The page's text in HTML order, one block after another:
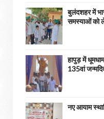
बुलंदशहर में
समस्याओं को
हापुड़ में
135वां
नए आयाम